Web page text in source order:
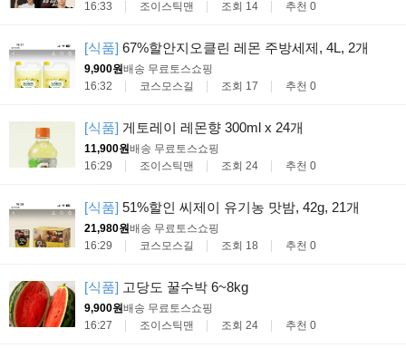
16:33 조이스틱맨 조회 14 추천 0
[식품] 67%할안지오클린 레몬 주방세제, 4L, 2개
9,900원배송 무료토스쇼핑
16:32
코스모스길 조회 17 추천 0
[식품] 게토레이 레몬향 300ml x 24개
11,900원배송 무료토스쇼핑
16:29
조이스틱맨 조회 24 추천 0
[식품] 51%할인 씨제이 유기농 맛밤, 42g, 21개
21,980원배송 무료토스쇼핑
16:29
코스모스길 조회 18 추천 0
[식품] 고당도 꿀수박 6~8kg
9,900원배송 무료토스쇼핑
16:27
조이스틱맨 조회 24 추천 0